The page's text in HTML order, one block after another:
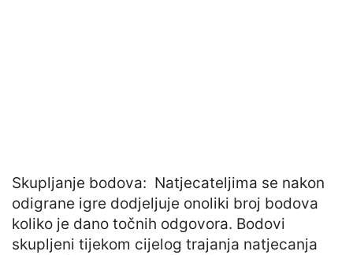
Skupljanje bodova: Natjecateljima se nakon
odigrane igre dodjeljuje onoliki broj bodova
koliko je dano točnih odgovora. Bodovi
skupljeni tijekom cijelog trajanja natjecanja